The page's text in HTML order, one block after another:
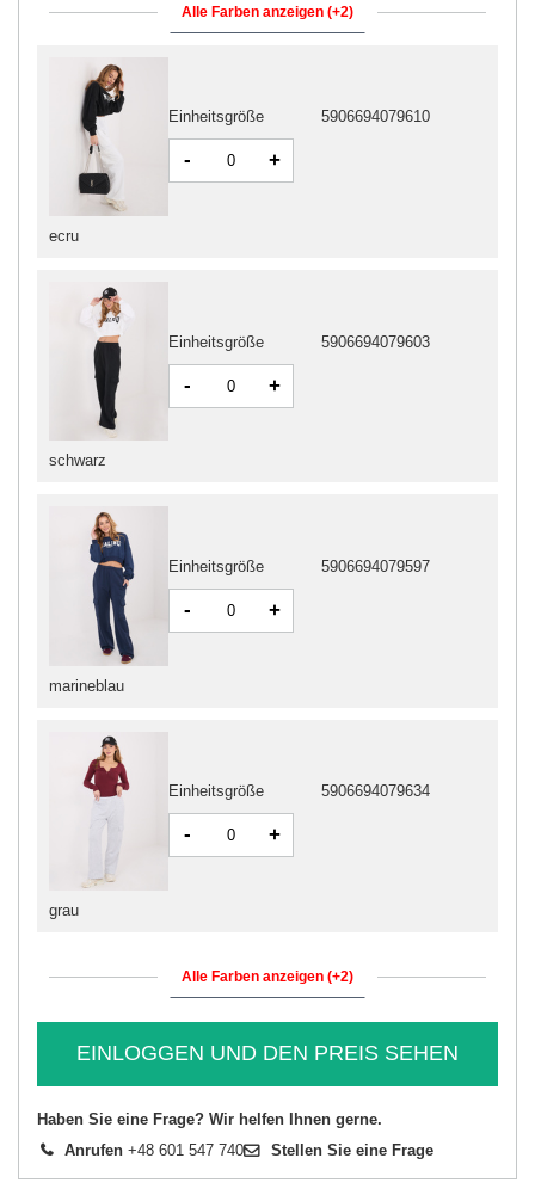
Alle Farben anzeigen (+2)
schwarz
Einheitsgröße 5906694079603
- +
marineblau
Einheitsgröße 5906694079597
- +
grau
Einheitsgröße 5906694079634
- +
ecru
Einheitsgröße 5906694079610
- +
Alle Farben anzeigen (+2)
EINLOGGEN UND DEN PREIS SEHEN
Haben Sie eine Frage? Wir helfen Ihnen gerne.
Anrufen +48 601 547 740 Stellen Sie eine Frage